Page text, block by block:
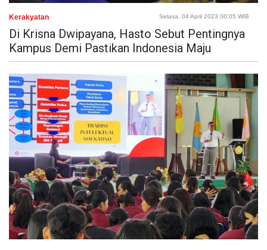
Kerakyatan Selasa, 04 April 2023 00:05 WIB
Di Krisna Dwipayana, Hasto Sebut Pentingnya
Kampus Demi Pastikan Indonesia Maju